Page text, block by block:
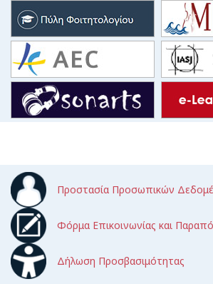
Προστασία Προσωπικών
Φόρμα Επικοινωνίας και
Δήλωση Προσβασιμότητας